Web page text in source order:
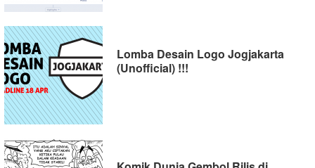
Lomba Desain Logo Jogjakarta
(Unofficial) !!!